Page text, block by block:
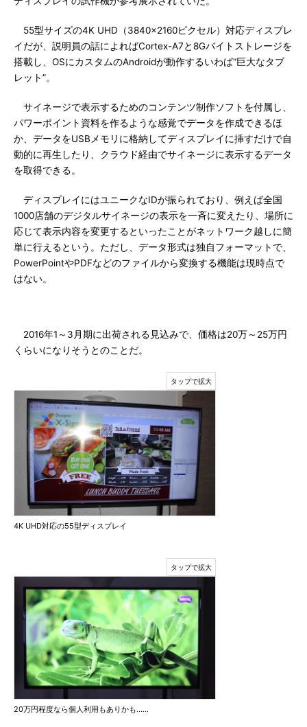
55型サイズの4K UHD（3840×2160ピクセル）対応ディスプレ
イだが、説明員の話によればCortex-A7と8Gバイトストレージを
搭載し、OSにカスタムのAndroidが動作するいわば“巨大なタブ
レット”。
サイネージで表示するためのコンテンツ制作ソフトを付属し、
パワーポイント資料を作るような感覚でデータを作成できるほ
か、データをUSBメモリに格納してディスプレイに挿すだけで自
動的に再生したり、クラウド経由でサイネージに表示するデータ
を取得できる。
ディスプレイにはユニークなIDが振られており、例えば全国
1000店舗のデジタルサイネージの表示を一斉に変えたり、場所に
応じて表示内容を変更するといったことがネットワーク越しに簡
単に行えるという。ただし、データ形式は独自フォーマットで、
PowerPointやPDFなどのファイルから変換する機能は現時点で
はない。
2016年1～3月期に出荷される見込みで、価格は20万～25万円
くらいになりそうとのことだ。
4K UHD対応の55型ディスプレイ
20万円程度なら個人利用もありかも……